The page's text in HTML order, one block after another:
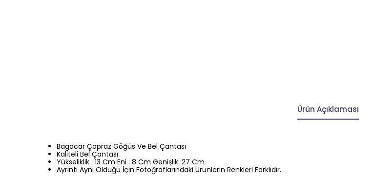
Ürün Açıklaması
Bagacar Çapraz Göğüs Ve Bel Çantası
Kaliteli Bel Çantası
Yükseliklik : 13 Cm Eni : 8 Cm Genişlik :27 Cm
Ayrıntı Aynı Olduğu İçin Fotoğraflarındaki Ürünlerin Renkleri Farklıdır.